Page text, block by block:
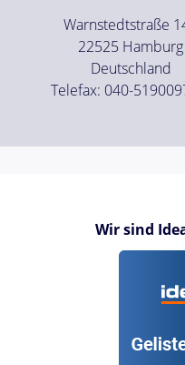
Warnstedtstraße
22525 Hamburg
Deutschland
Telefax: 040-
Wir sind